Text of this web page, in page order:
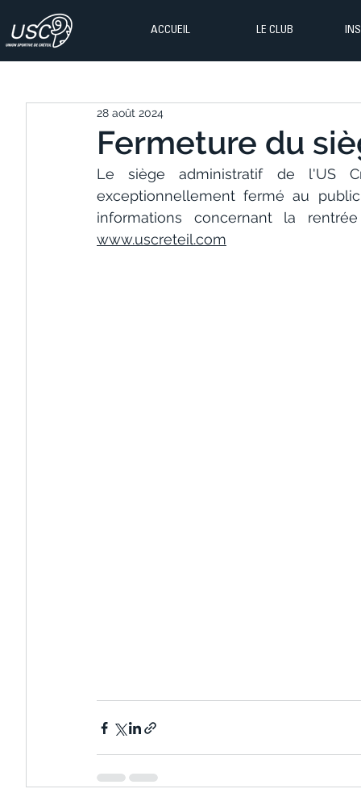
ACCUEIL LE CLUB
Fermeture du
28 août 2024
Le siège administratif de l'US
exceptionnellement fermé au
www.uscreteil.com